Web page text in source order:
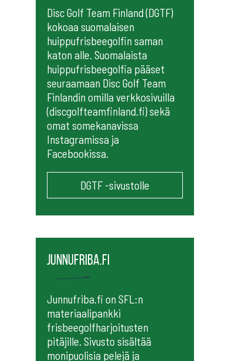
Disc Golf Team Finland (DGTF)
kokoaa suomalaisen
huippufrisbeegolfin saman
katon alle. Suomalaista
huippufrisbeegolfia pääset
seuraamaan Disc Golf Team
Finlandin omilla verkkosivuilla
(discgolfteamfinland.fi) sekä
omat somekanavissa
Instagramissa ja
Facebookissa.
DGTF -sivustolle
Junnufriba.fi
Junnufriba.fi on SFL:n
materiaalipankki
frisbeegolfharjoitusten
pitäjille. Sivusto sisältää
monipuolisia pelejä ja